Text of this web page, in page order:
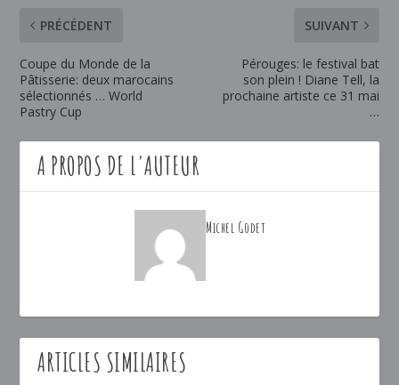
PRÉCÉDENT
Coupe du Monde de la
Pâtisserie: deux marocains
sélectionnés … World
Pastry Cup
SUIVANT
Pérouges: le festival bat
son plein ! Diane Tell, la
prochaine artiste ce 31 mai
…
A PROPOS DE L'AUTEUR
Michel Godet
ARTICLES SIMILAIRES